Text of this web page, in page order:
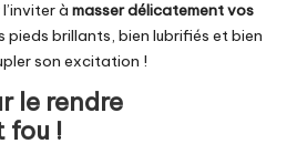
à masser délicatement vos
pieds brillants, bien lubrifiés et bien
son excitation !
le rendre
fou !